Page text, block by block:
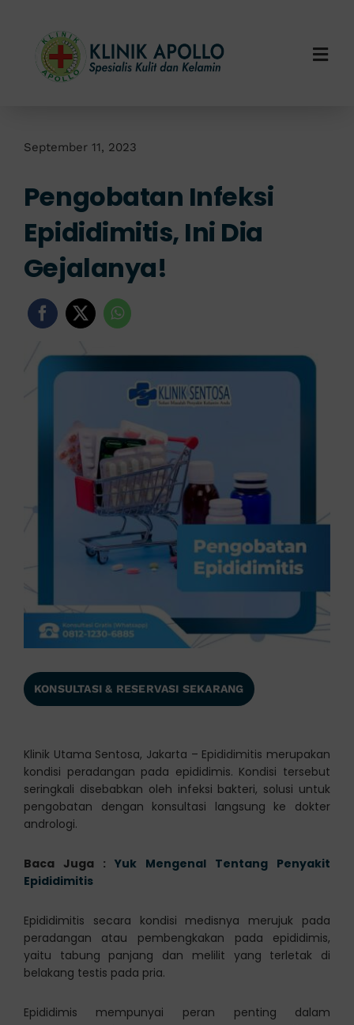
content
Layanan Kami
Info Klinik
September 11, 2023
Pengobatan Infeksi
Epididimitis, Ini Dia
Gejalanya!
KONSULTASI & RESERVASI SEKARANG
Klinik Utama Sentosa, Jakarta – Epididimitis merupakan
kondisi peradangan pada epididimis. Kondisi tersebut
seringkali disebabkan oleh infeksi bakteri, solusi untuk
pengobatan dengan konsultasi langsung ke dokter
andrologi.
Baca Juga : Yuk Mengenal Tentang Penyakit
Epididimitis
Epididimitis secara kondisi medisnya merujuk pada
peradangan atau pembengkakan pada epididimis,
yaitu tabung panjang dan melilit yang terletak di
belakang testis pada pria.
Epididimis mempunyai peran penting dalam